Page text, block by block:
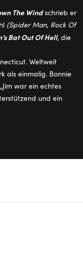
The Wind schrieb er
(Spider Man, Rock Of
Bat Out Of Hell, die
Weltweit
als einmalig. Bonnie
war ein echtes
und ein